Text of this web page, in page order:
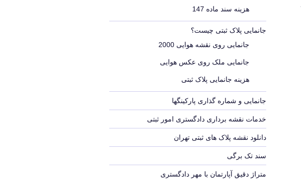
هزینه سند ماده 147
جانمایی پلاک ثبتی چیست؟
جانمایی روی نقشه هوایی 2000
جانمایی ملک روی عکس هوایی
هزینه جانمایی پلاک ثبتی
جانمایی و شماره گذاری پارکینگها
خدمات نقشه برداری دادگستری امور ثبتی
دانلود نقشه پلاک های ثبتی تهران
سند تک برگی
متراژ دقیق آپارتمان با مهر دادگستری